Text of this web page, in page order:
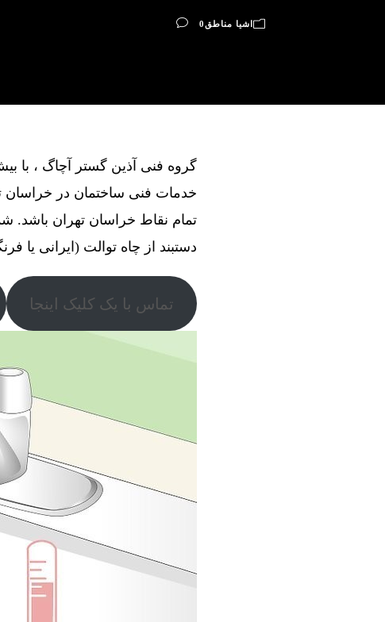
اشیا مناطق 0
خدمات فنی ساختمان در خراسان
تمام نقاط خراسان تهران باشد.
دستبند از چاه توالت (ایرانی یا
تماس با یک کلیک اینجا